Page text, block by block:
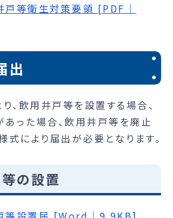
戸等衛生対策要領 [PDF｜
出
、飲用井戸等を設置する場合、
った場合、飲用井戸等を廃止
式により届出が必要となります。
の設置